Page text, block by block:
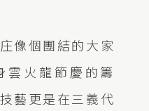
像個團結的大家
雲火龍節慶的籌
藝更是在三義代